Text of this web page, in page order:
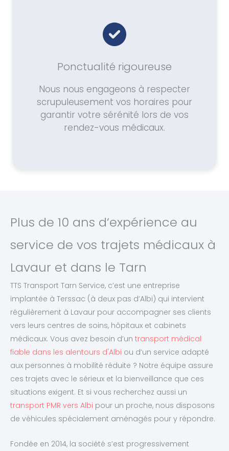
Ponctualité rigoureuse
Nous nous engageons à respecter
scrupuleusement vos horaires pour
garantir votre sérénité lors de vos
rendez-vous médicaux.
Plus de 10 ans d’expérience au
service de vos trajets médicaux à
Lavaur et dans le Tarn
TTS Transport Tarn Service, c’est une entreprise
implantée à Terssac (à deux pas d’Albi) qui intervient
régulièrement à Lavaur pour accompagner ses clients
vers leurs centres de soins, hôpitaux et cabinets
médicaux. Vous avez besoin d’un transport médical
fiable dans les alentours d'Albi ou d’un service adapté
aux personnes à mobilité réduite ? Notre équipe assure
ces trajets avec le sérieux et la bienveillance que ces
situations exigent. Et si vous recherchez aussi un
transport PMR vers Albi pour un proche, nous disposons
de véhicules spécialement aménagés pour y répondre.
Fondée en 2014, la société s’est progressivement